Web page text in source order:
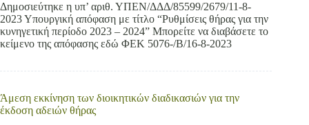
Δημοσιεύτηκε η υπ’ αριθ. ΥΠΕΝ/ΔΔΔ/85599/2679/11-8-
2023 Υπουργική απόφαση με τίτλο “Ρυθμίσεις θήρας για την
κυνηγετική περίοδο 2023 – 2024” Μπορείτε να διαβάσετε το
κείμενο της απόφασης εδώ ΦΕΚ 5076-/Β/16-8-2023
Άμεση εκκίνηση των διοικητικών διαδικασιών για την
έκδοση αδειών θήρας